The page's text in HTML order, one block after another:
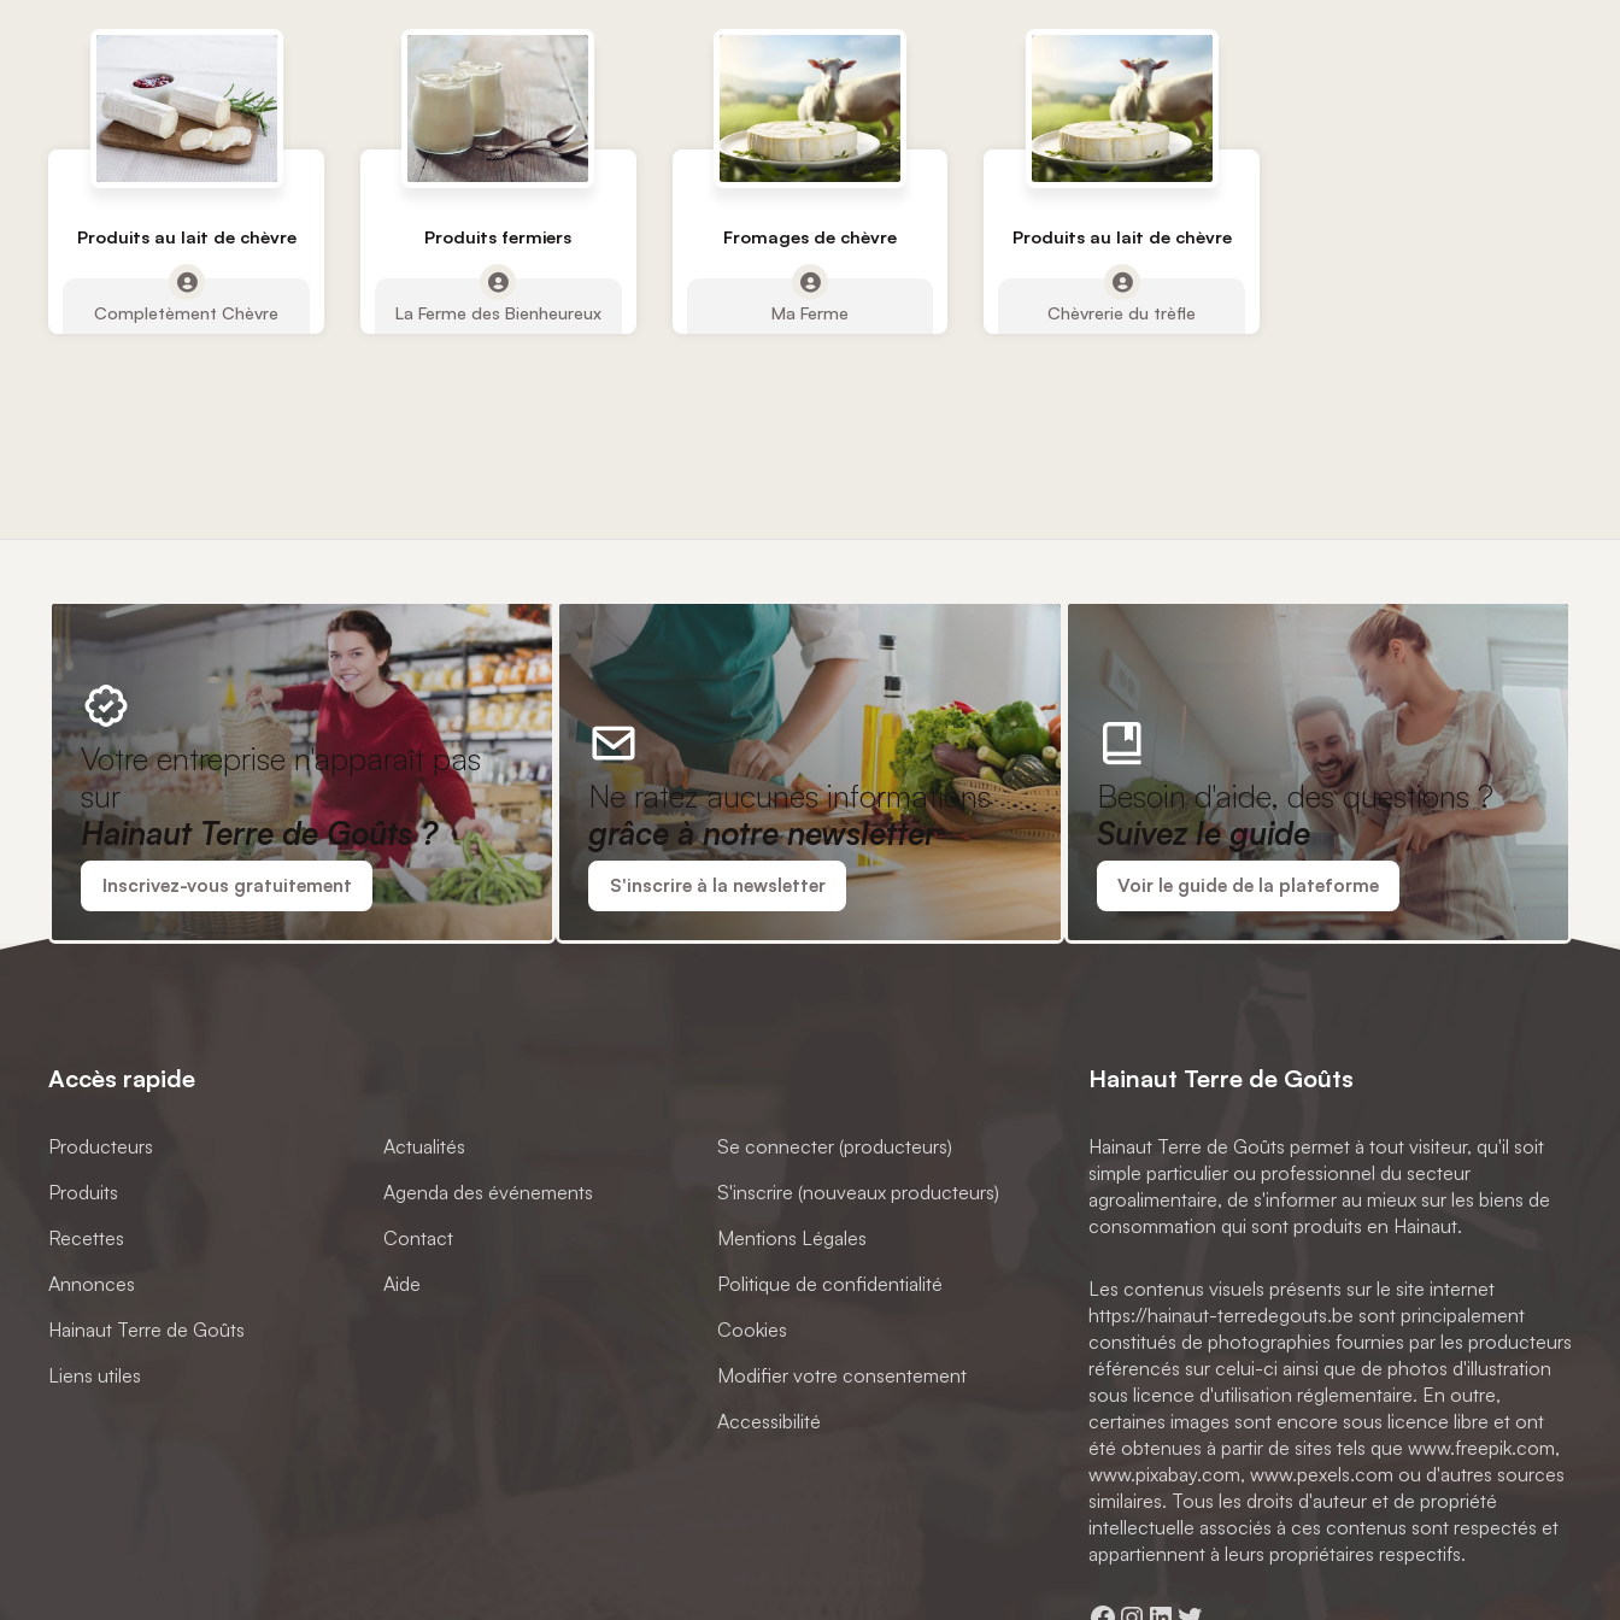
Produits au lait de chèvre
Completèment Chèvre
Produits fermiers
La Ferme des Bienheureux
Fromages de chèvre
Ma Ferme
Produits au lait de chèvre
Chèvrerie du trèfle
Votre entreprise n'apparaît pas
sur
Hainaut Terre de Goûts ?
Inscrivez-vous gratuitement
Ne ratez aucunes informations
grâce à notre newsletter
S'inscrire à la newsletter
Besoin d'aide, des questions ?
Suivez le guide
Voir le guide de la plateforme
Accès rapide
Producteurs
Produits
Recettes
Annonces
Hainaut Terre de Goûts
Liens utiles
Actualités
Agenda des événements
Contact
Aide
Se connecter (producteurs)
S'inscrire (nouveaux producteurs)
Mentions Légales
Politique de confidentialité
Cookies
Modifier votre consentement
Accessibilité
Hainaut Terre de Goûts
Hainaut Terre de Goûts permet à tout visiteur, qu'il soit
simple particulier ou professionnel du secteur
agroalimentaire, de s'informer au mieux sur les biens de
consommation qui sont produits en Hainaut.
Les contenus visuels présents sur le site internet
https://hainaut-terredegouts.be sont principalement
constitués de photographies fournies par les producteurs
référencés sur celui-ci ainsi que de photos d'illustration
sous licence d'utilisation réglementaire. En outre,
certaines images sont encore sous licence libre et ont
été obtenues à partir de sites tels que www.freepik.com,
www.pixabay.com, www.pexels.com ou d'autres sources
similaires. Tous les droits d'auteur et de propriété
intellectuelle associés à ces contenus sont respectés et
appartiennent à leurs propriétaires respectifs.